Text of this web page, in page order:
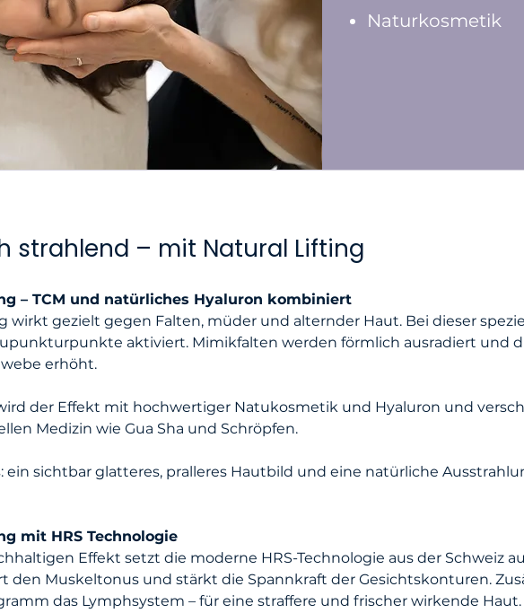
Naturkosmetik
strahlend – mit Natural Lifting
– TCM und natürliches Hyaluron kombiniert
wirkt gezielt gegen Falten, müder und alternder Haut. Bei dieser
aktiviert. Mimikfalten werden förmlich ausradiert und
erhöht.
der Effekt mit hochwertiger Natukosmetik und Hyaluron und
Medizin wie Gua Sha und Schröpfen.
ein sichtbar glatteres, pralleres Hautbild und eine natürliche
mit HRS Technologie
Effekt setzt die moderne HRS-Technologie aus der Schweiz
den Muskeltonus und stärkt die Spannkraft der Gesichtskonturen.
das Lymphsystem – für eine straffere und frischer wirkende Haut.